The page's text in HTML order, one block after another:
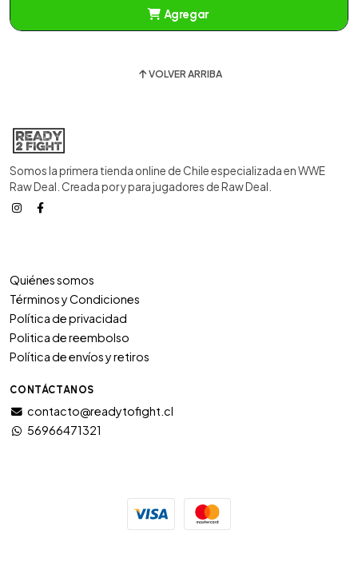
Agregar
VOLVER ARRIBA
Somos la primera tienda online de Chile especializada en WWE
Raw Deal. Creada por y para jugadores de Raw Deal.
Quiénes somos
Términos y Condiciones
Política de privacidad
Politica de reembolso
Política de envíos y retiros
CONTÁCTANOS
contacto@readytofight.cl
56966471321